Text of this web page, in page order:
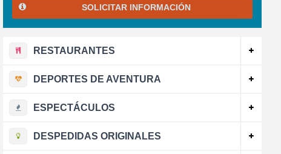
SOLICITAR INFORMACIÓN
RESTAURANTES
DEPORTES DE AVENTURA
ESPECTÁCULOS
DESPEDIDAS ORIGINALES